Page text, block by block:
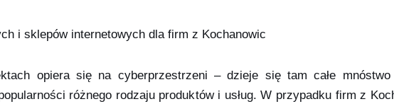
i sklepów internetowych dla firm z Kochanowic
opiera się na cyberprzestrzeni – dzieje się tam całe mnóstwo
różnego rodzaju produktów i usług. W przypadku firm z